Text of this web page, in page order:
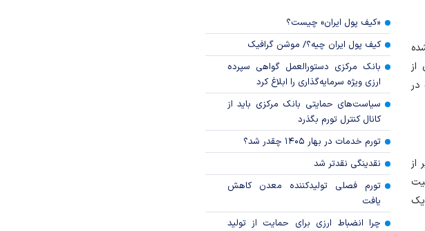
شده
از
از
«کیف پول ایران» چیست؟
کیف پول ایران چیه؟/ موشن گرافیک
بانک مرکزی دستورالعمل گواهی سپرده
ارزی ویژه سرمایه‌گذاری را ابلاغ کرد
سیاست‌های حمایتی بانک مرکزی باید از
کانال کنترل تورم بگذرد
تورم خدمات در بهار ۱۴۰۵ چقدر شد؟
نقدینگی نقدتر شد
تورم فصلی تولیدکننده معدن کاهش
یافت
چرا انضباط ارزی برای حمایت از تولید